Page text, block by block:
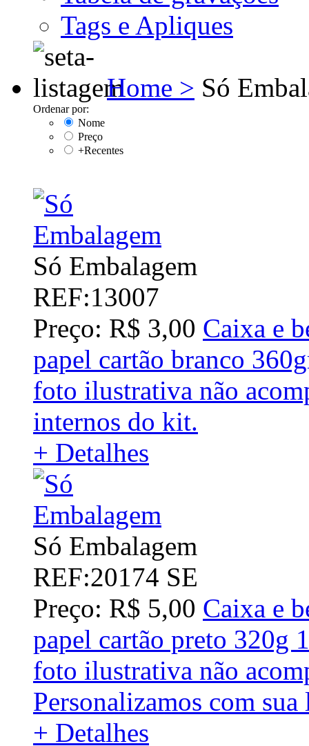
Tags e Apliques
Home > Só
Ordenar por:
Nome
Preço
+Recentes
Só Embalagem
REF:13007
Preço: R$ 3,00 Caixa e
papel cartão branco
foto ilustrativa não
internos do kit.
+ Detalhes
Só Embalagem
REF:20174 SE
Preço: R$ 5,00 Caixa e
papel cartão preto 320g
foto ilustrativa não
Personalizamos com
+ Detalhes